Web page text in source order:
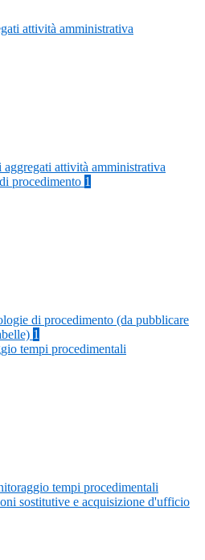
attività amministrativa
aggregati attività amministrativa
procedimento 1
di procedimento (da pubblicare
1
tempi procedimentali
tempi procedimentali
sostitutive e acquisizione d'ufficio